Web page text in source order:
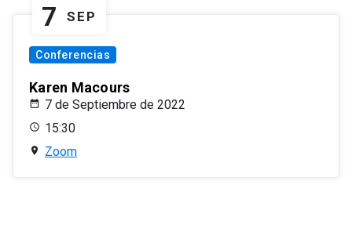
7 SEP
Conferencias
Karen Macours
7 de Septiembre de 2022
15:30
Zoom